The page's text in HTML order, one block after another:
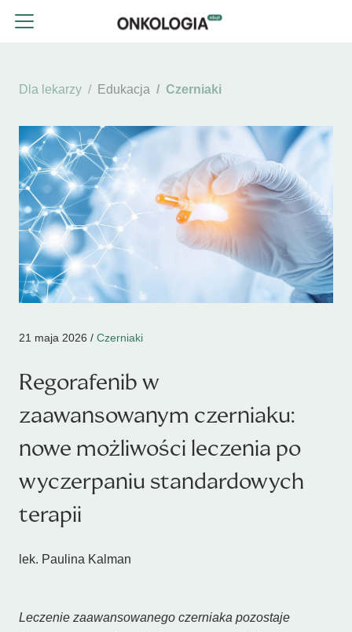
Dla lekarzy Edukacja Czerniaki
21 maja 2026 / Czerniaki
Regorafenib w
zaawansowanym czerniaku:
nowe możliwości leczenia po
wyczerpaniu standardowych
terapii
lek. Paulina Kalman
Leczenie zaawansowanego czerniaka pozostaje